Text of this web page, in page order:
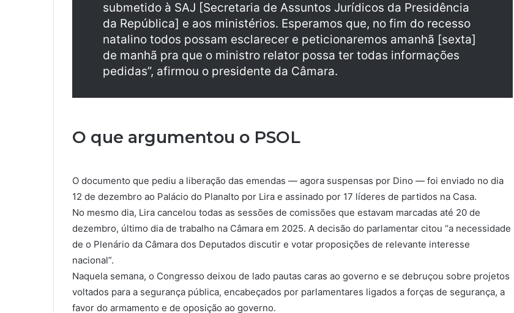
submetido à SAJ [Secretaria de Assuntos Jurídicos da Presidência
da República] e aos ministérios. Esperamos que, no fim do recesso
natalino todos possam esclarecer e peticionaremos amanhã [sexta]
de manhã pra que o ministro relator possa ter todas informações
pedidas”, afirmou o presidente da Câmara.
O que argumentou o PSOL
O documento que pediu a liberação das emendas — agora suspensas por Dino — foi enviado no dia
12 de dezembro ao Palácio do Planalto por Lira e assinado por 17 líderes de partidos na Casa.
No mesmo dia, Lira cancelou todas as sessões de comissões que estavam marcadas até 20 de
dezembro, último dia de trabalho na Câmara em 2025. A decisão do parlamentar citou “a necessidade
de o Plenário da Câmara dos Deputados discutir e votar proposições de relevante interesse
nacional”.
Naquela semana, o Congresso deixou de lado pautas caras ao governo e se debruçou sobre projetos
voltados para a segurança pública, encabeçados por parlamentares ligados a forças de segurança, a
favor do armamento e de oposição ao governo.